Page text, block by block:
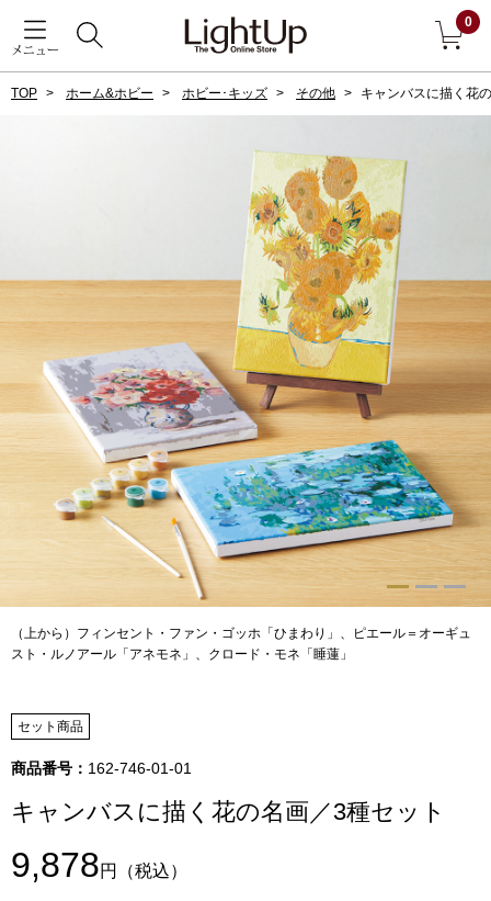
メニュー
0
すべて見る
ダーウェア
アクセサリー
ン雑貨
戻る
アウター
ジャケット
コート
ブルゾン
その他
トップス
Tシャツ／カッ
ポロシャツ
セーター／カ
TOP ホーム&ホビー ホビー･キッズ その他 キャンバスに描く花
（上から）フィンセント・ファン・ゴッホ「ひまわり」、ピエール＝オーギュ
スト・ルノアール「アネモネ」、クロード・モネ「睡蓮」
セット商品
商品番号： 162-746-01-01
キャンバスに描く花の名画／3種セット
9,878円 （税込）